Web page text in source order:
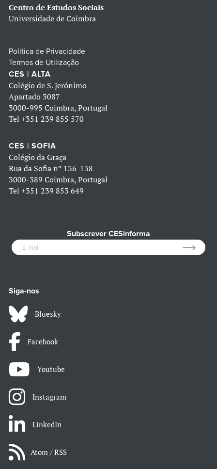
Centro de Estudos Sociais
Universidade de Coimbra
Política de Privacidade
Termos de Utilização
CES | ALTA
Colégio de S. Jerónimo
Apartado 3087
3000-995 Coimbra, Portugal
Tel +351 239 855 570
CES | SOFIA
Colégio da Graça
Rua da Sofia nº 136-138
3000-389 Coimbra, Portugal
Tel +351 239 853 649
Subscrever CESinforma
Siga-nos
Bluesky
Facebook
Youtube
Instagram
LinkedIn
Atom / RSS